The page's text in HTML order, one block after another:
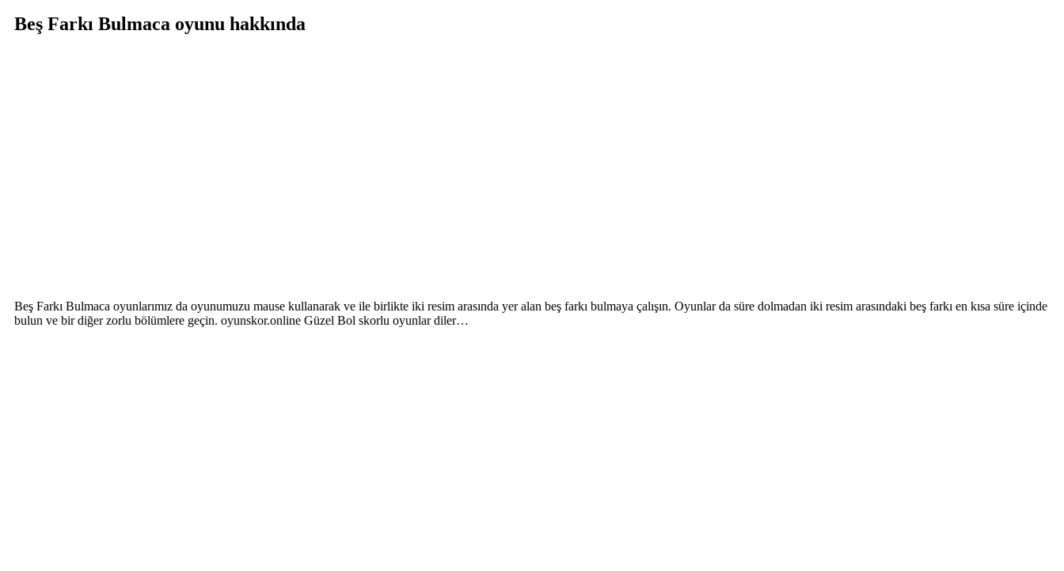
Beş Farkı Bulmaca oyunu hakkında
Beş Farkı Bulmaca oyunlarımız da oyunumuzu mause kullanarak ve ile birlikte iki resim arasında yer alan beş farkı bulmaya çalışın. Oyunlar da süre dolmadan iki resim arasındaki beş farkı en kısa süre içinde
bulun ve bir diğer zorlu bölümlere geçin. oyunskor.online Güzel Bol skorlu oyunlar diler…